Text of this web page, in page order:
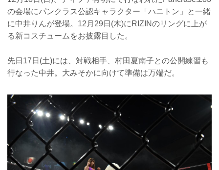
の会場にパンクラス公認キャラクター「ハニトン」と一緒
に中井りんが登場。12月29日(木)にRIZINのリングに上が
る新コスチュームをお披露目した。
先日17日(土)には、対戦相手、村田夏南子との公開練習も
行なった中井。大みそかに向けて準備は万端だ。